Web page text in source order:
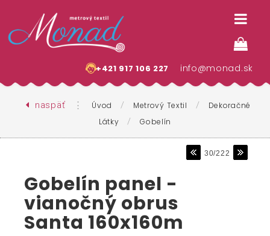
+421 917 106 227 info@monad.sk
naspäť ⋮ Úvod / Metrový Textil /
Dekoračné
Látky
/ Gobelín
30/222
Gobelín panel -
vianočný obrus
Santa 160x160m